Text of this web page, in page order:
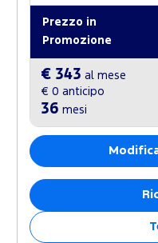
Prezzo in
Promozione
€ 343 al mese
€ 0 anticipo
36 mesi